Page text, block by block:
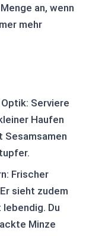
an, wenn
mehr
Serviere
Haufen
Sesamsamen
Frischer
sieht zudem
Du
Minze